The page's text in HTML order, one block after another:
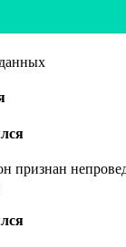
признан